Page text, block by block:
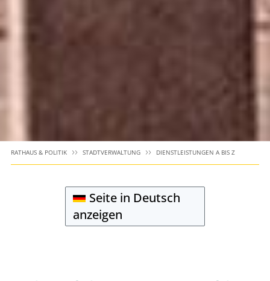
RATHAUS & POLITIK STADTVERWALTUNG DIENSTLEISTUNGEN A BIS Z
Seite in Deutsch
anzeigen